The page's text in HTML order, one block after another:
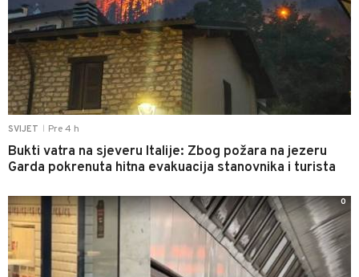
SVIJET Pre 4 h
Bukti vatra na sjeveru Italije: Zbog požara na jezeru
Garda pokrenuta hitna evakuacija stanovnika i turista
0